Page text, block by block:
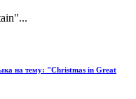
на тему: "Christmas in Great